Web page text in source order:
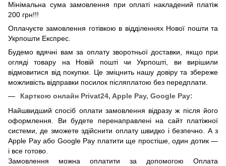
Мінімальна сума замовлення при оплаті накладений платіж
200 грн!!!
Оплачуєте замовлення готівкою в відділеннях Нової пошти та
Укрпошти Експрес.
Будемо вдячні вам за оплату зворотньої доставки, якщо при
огляді товару на Новій пошті чи Укрпошті, ви вирішили
відмовитися від покупки. Це зміцнить нашу довіру та збереже
можливість відправки посилок післяплатою без передплати.
Карткою онлайн Privat24, Apple Pay, Google Pay:
Найшвидший спосіб оплати замовлення відразу ж після його
оформлення. Ви будете перенаправлені на сайт платіжної
системи, де зможете здійснити оплату швидко і безпечно. А з
Apple Pay або Google Pay платити ще простіше, один дотик —
і все готово.
Замовлення можна оплатити за допомогою Оплата